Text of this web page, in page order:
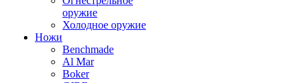
оружие
Холодное оружие
Ножи
Benchmade
Al Mar
Boker